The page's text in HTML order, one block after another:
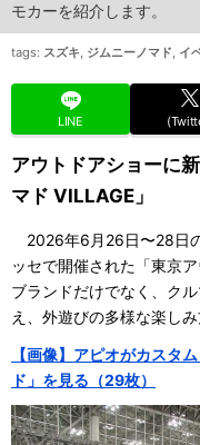
モカーを紹介します。
tags: スズキ, ジムニーノマド, イ
LINE
アウトドアショーに
マド VILLAGE」
2026年6月26日〜28日
ッセで開催された「東京
ブランドだけでなく、ク
え、外遊びの多様な楽し
【画像】アピオがカスタ
ド」を見る（29枚）